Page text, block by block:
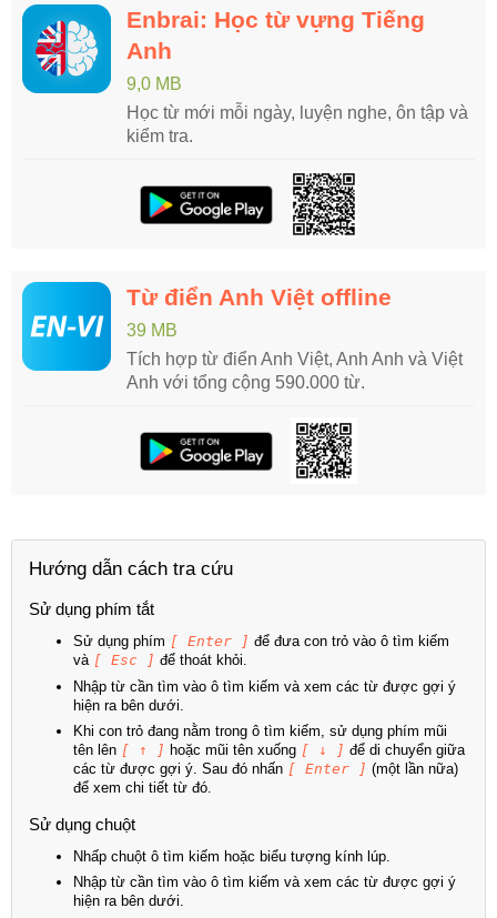
Enbrai: Học từ vựng Tiếng
Anh
9,0 MB
Học từ mới mỗi ngày, luyện nghe, ôn tập và
kiểm tra.
Từ điển Anh Việt offline
39 MB
Tích hợp từ điển Anh Việt, Anh Anh và Việt
Anh với tổng cộng 590.000 từ.
Hướng dẫn cách tra cứu
Sử dụng phím tắt
Sử dụng phím [ Enter ] để đưa con trỏ vào ô tìm kiếm
và [ Esc ] để thoát khỏi.
Nhập từ cần tìm vào ô tìm kiếm và xem các từ được gợi ý
hiện ra bên dưới.
Khi con trỏ đang nằm trong ô tìm kiếm, sử dụng phím mũi
tên lên [ ↑ ] hoặc mũi tên xuống [ ↓ ] để di chuyển giữa
các từ được gợi ý. Sau đó nhấn [ Enter ] (một lần nữa)
để xem chi tiết từ đó.
Sử dụng chuột
Nhấp chuột ô tìm kiếm hoặc biểu tượng kính lúp.
Nhập từ cần tìm vào ô tìm kiếm và xem các từ được gợi ý
hiện ra bên dưới.